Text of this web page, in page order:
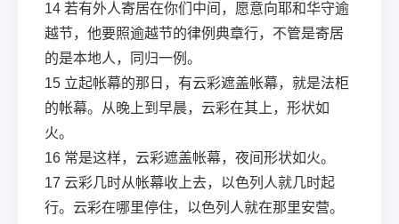
14 若有外人寄居在你们中间，愿意向耶和华守逾
越节，他要照逾越节的律例典章行，不管是寄居
的是本地人，同归一例。
15 立起帐幕的那日，有云彩遮盖帐幕，就是法柜
的帐幕。从晚上到早晨，云彩在其上，形状如
火。
16 常是这样，云彩遮盖帐幕，夜间形状如火。
17 云彩几时从帐幕收上去，以色列人就几时起
行。云彩在哪里停住，以色列人就在那里安营。